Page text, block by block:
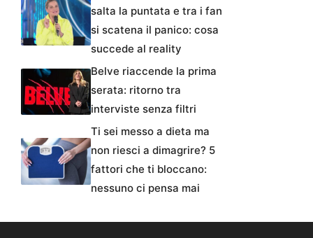
salta la puntata e tra i fan
si scatena il panico: cosa
succede al reality
Belve riaccende la prima
serata: ritorno tra
interviste senza filtri
Ti sei messo a dieta ma
non riesci a dimagrire? 5
fattori che ti bloccano:
nessuno ci pensa mai